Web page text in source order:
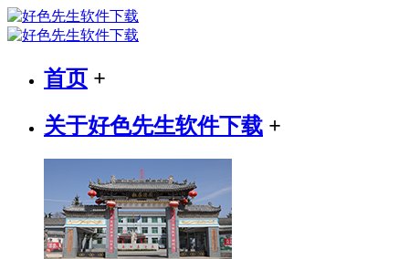
首页 +
关于好色先生软件下载 +